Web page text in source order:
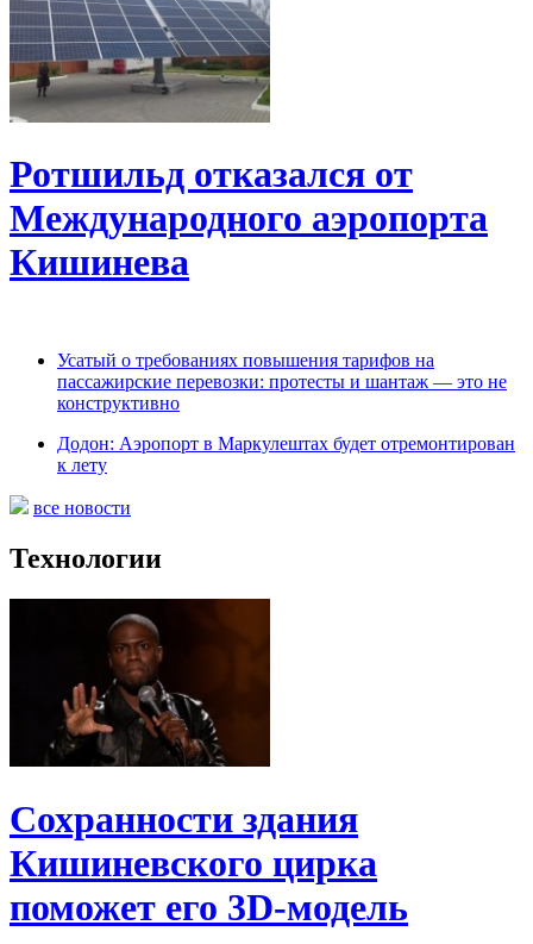
Ротшильд отказался от
Международного аэропорта
Кишинева
Усатый о требованиях повышения тарифов на
пассажирские перевозки: протесты и шантаж — это не
конструктивно
Додон: Аэропорт в Маркулештах будет отремонтирован
к лету
все новости
Технологии
Сохранности здания
Кишиневского цирка
поможет его 3D-модель